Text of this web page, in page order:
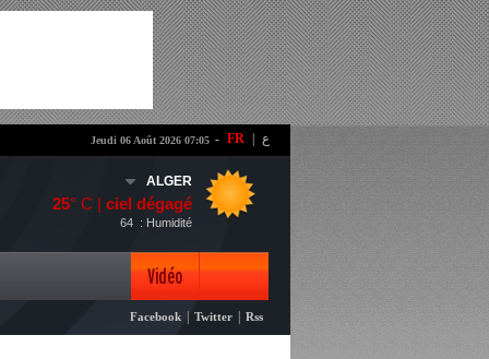
- FR ع Jeudi 06 Août 2026 07:05
ALGER
25° C | ciel dégagé
: Humidité
64
Vidéo
Photo
Facebook Twitter Rss